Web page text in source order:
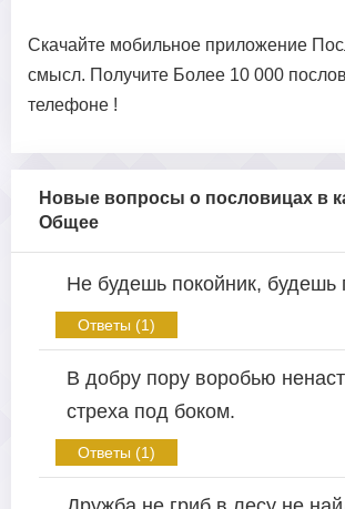
Скачайте мобильное приложение
смысл. Получите Более 10 000
телефоне !
Новые вопросы о пословицах в
Общее
Не будешь покойник, будешь
Ответы (1)
В добру пору воробью
стреха под боком.
Ответы (1)